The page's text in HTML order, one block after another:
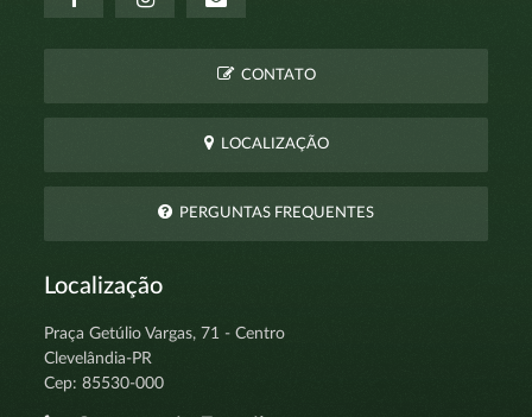
CONTATO
LOCALIZAÇÃO
PERGUNTAS FREQUENTES
Localização
Praça Getúlio Vargas, 71 - Centro
Clevelândia-PR
Cep: 85530-000